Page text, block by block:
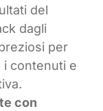
del
dagli
per
i contenuti e
con